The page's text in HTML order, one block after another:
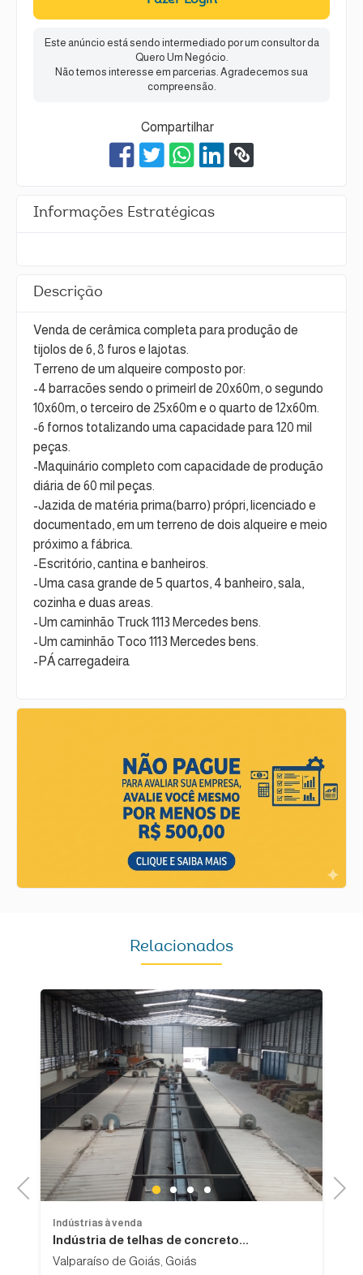
Este anúncio está sendo intermediado por um consultor da
Quero Um Negócio.
Não temos interesse em parcerias. Agradecemos sua
compreensão.
Compartilhar
Informações Estratégicas
Descrição
Venda de cerâmica completa para produção de
tijolos de 6, 8 furos e lajotas.
Terreno de um alqueire composto por:
-4 barracões sendo o primeirl de 20x60m, o segundo
10x60m, o terceiro de 25x60m e o quarto de 12x60m.
-6 fornos totalizando uma capacidade para 120 mil
peças.
-Maquinário completo com capacidade de produção
diária de 60 mil peças.
-Jazida de matéria prima(barro) própri, licenciado e
documentado, em um terreno de dois alqueire e meio
próximo a fábrica.
-Escritório, cantina e banheiros.
-Uma casa grande de 5 quartos, 4 banheiro, sala,
cozinha e duas areas.
-Um caminhão Truck 1113 Mercedes bens.
-Um caminhão Toco 1113 Mercedes bens.
-PÁ carregadeira
Relacionados
Previous 1 2 3 4
Indústrias à venda
Indústria de telhas de concreto...
Valparaíso de Goiás, Goiás
Next